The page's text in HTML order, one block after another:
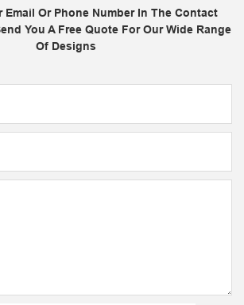
Email Or Phone Number In The Contact
You A Free Quote For Our Wide Range
Of Designs